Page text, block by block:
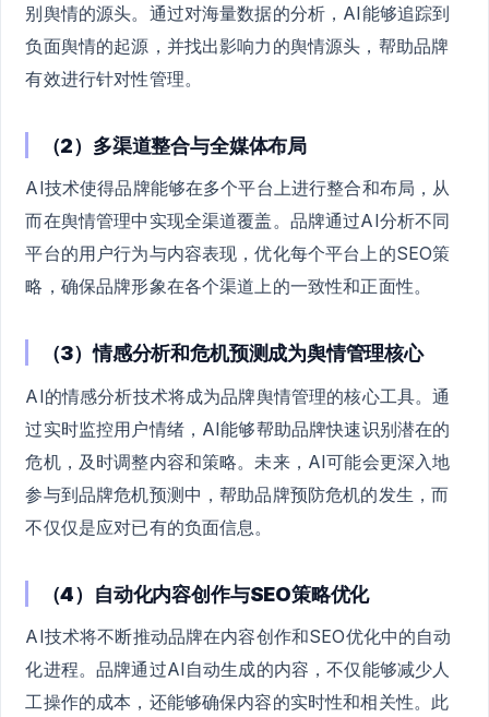
别舆情的源头。通过对海量数据的分析，AI能够追踪到
负面舆情的起源，并找出影响力的舆情源头，帮助品牌
有效进行针对性管理。
（2）多渠道整合与全媒体布局
AI技术使得品牌能够在多个平台上进行整合和布局，从
而在舆情管理中实现全渠道覆盖。品牌通过AI分析不同
平台的用户行为与内容表现，优化每个平台上的SEO策
略，确保品牌形象在各个渠道上的一致性和正面性。
（3）情感分析和危机预测成为舆情管理核心
AI的情感分析技术将成为品牌舆情管理的核心工具。通
过实时监控用户情绪，AI能够帮助品牌快速识别潜在的
危机，及时调整内容和策略。未来，AI可能会更深入地
参与到品牌危机预测中，帮助品牌预防危机的发生，而
不仅仅是应对已有的负面信息。
（4）自动化内容创作与SEO策略优化
AI技术将不断推动品牌在内容创作和SEO优化中的自动
化进程。品牌通过AI自动生成的内容，不仅能够减少人
工操作的成本，还能够确保内容的实时性和相关性。此